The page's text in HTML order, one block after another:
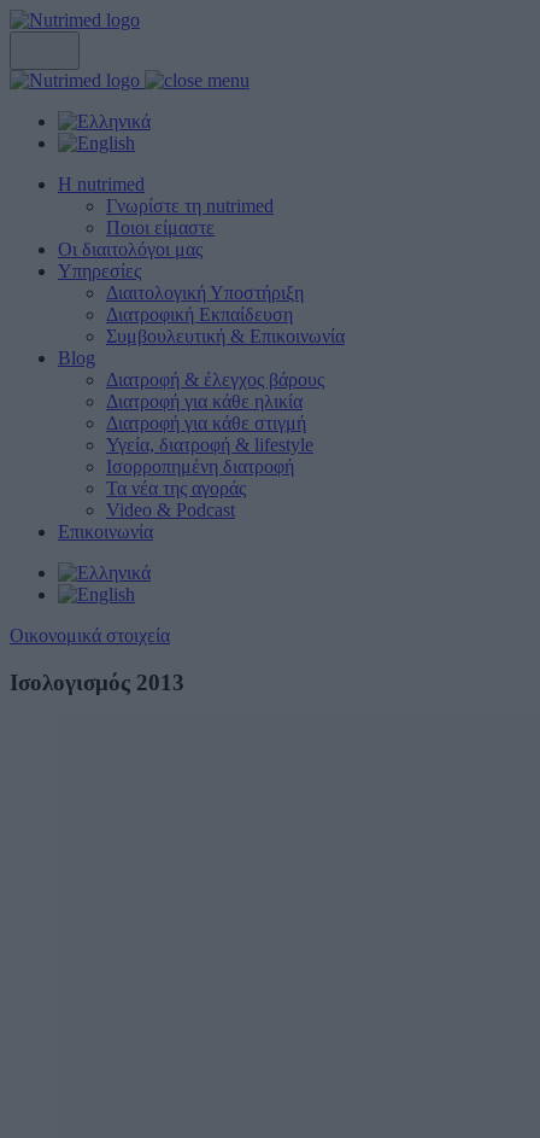
Η nutrimed
Γνωρίστε τη nutrimed
Ποιοι είμαστε
Οι διαιτολόγοι μας
Υπηρεσίες
Διαιτολογική Υποστήριξη
Διατροφική Εκπαίδευση
Συμβουλευτική & Επικοινωνία
Blog
Διατροφή & έλεγχος βάρους
Διατροφή για κάθε ηλικία
Διατροφή για κάθε στιγμή
Υγεία, διατροφή & lifestyle
Ισορροπημένη διατροφή
Τα νέα της αγοράς
Video & Podcast
Επικοινωνία
Οικονομικά στοιχεία
Ισολογισμός 2013